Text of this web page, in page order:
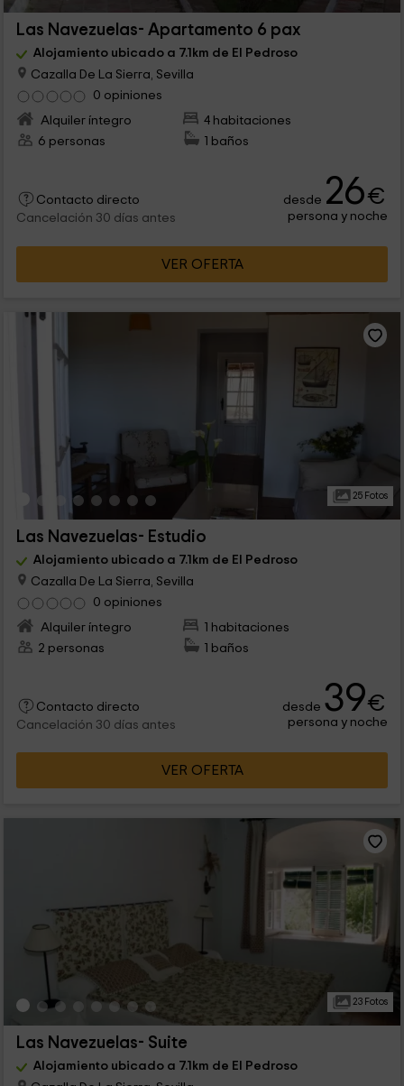
Las Navezuelas- Apartamento 6 pax
Alojamiento ubicado a 7.1km de El Pedroso
Cazalla De La Sierra, Sevilla
0 opiniones
Alquiler íntegro
4 habitaciones
6 personas
1 baños
Contacto directo
Cancelación 30 días antes
desde 26€
persona y noche
VER OFERTA
25 Fotos
Las Navezuelas- Estudio
Alojamiento ubicado a 7.1km de El Pedroso
Cazalla De La Sierra, Sevilla
0 opiniones
Alquiler íntegro
1 habitaciones
2 personas
1 baños
Contacto directo
Cancelación 30 días antes
desde 39€
persona y noche
VER OFERTA
23 Fotos
Las Navezuelas- Suite
Alojamiento ubicado a 7.1km de El Pedroso